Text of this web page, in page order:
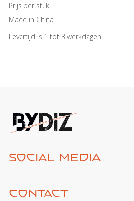
Prijs per stuk
Made in China
Levertijd is 1 tot 3 werkdagen
Social media
Contact